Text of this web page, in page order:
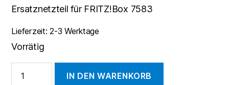
Ersatznetzteil für FRITZ!Box 7583
Lieferzeit:2-3 Werktage
Vorrätig
FRITZ!Box
IN DEN WARENKORB